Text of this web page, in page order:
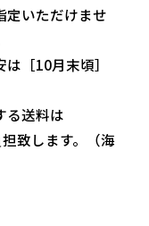
いただけませ
［10月末頃］
る送料は
致します。（海